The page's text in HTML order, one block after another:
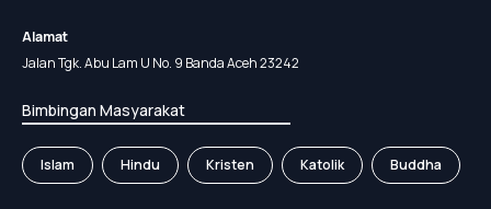
Alamat
Jalan Tgk. Abu Lam U No. 9 Banda Aceh 23242
Bimbingan Masyarakat
Islam Hindu Kristen Katolik Buddha